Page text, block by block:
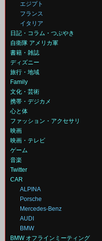
エジプト
フランス
イタリア
日記・コラム・つぶやき
自衛隊 アメリカ軍
書籍・雑誌
ディズニー
旅行・地域
Family
文化・芸術
携帯・デジカメ
心と体
ファッション・アクセサリ
映画
映画・テレビ
ゲーム
音楽
Twitter
CAR
ALPINA
Porsche
Mercedes-Benz
AUDI
BMW
BMW オフラインミーティング